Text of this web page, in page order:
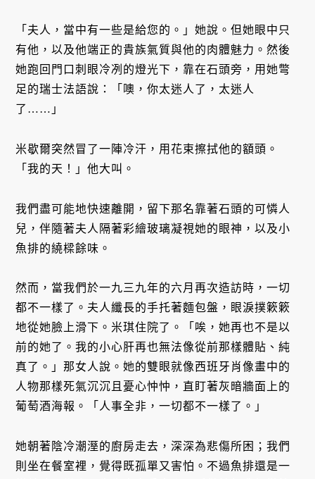
「夫人，當中有一些是給您的。」她說。但她眼中只
有他，以及他端正的貴族氣質與他的肉體魅力。然後
她跑回門口刺眼冷冽的燈光下，靠在石頭旁，用她彆
足的瑞士法語說：「噢，你太迷人了，太迷人
了……」
米歇爾突然冒了一陣冷汗，用花束擦拭他的額頭。
「我的天！」他大叫。
我們盡可能地快速離開，留下那名靠著石頭的可憐人
兒，伴隨著夫人隔著彩繪玻璃凝視她的眼神，以及小
魚排的繞樑餘味。
然而，當我們於一九三九年的六月再次造訪時，一切
都不一樣了。夫人纖長的手托著麵包盤，眼淚撲簌簌
地從她臉上滑下。米琪住院了。「唉，她再也不是以
前的她了。我的小心肝再也無法像從前那樣體貼、純
真了。」那女人說。她的雙眼就像西班牙肖像畫中的
人物那樣死氣沉沉且憂心忡忡，直盯著灰暗牆面上的
葡萄酒海報。「人事全非，一切都不一樣了。」
她朝著陰冷潮溼的廚房走去，深深為悲傷所困；我們
則坐在餐室裡，覺得既孤單又害怕。不過魚排還是一